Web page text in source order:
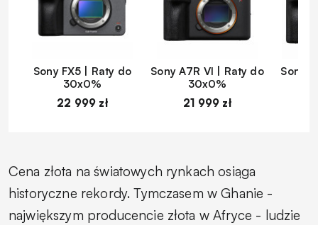
Sony FX5 | Raty do
30x0%
22 999 zł
Sony A7R VI | Raty do
30x0%
21 999 zł
Sony
Cena złota na światowych rynkach osiąga
historyczne rekordy. Tymczasem w Ghanie -
największym producencie złota w Afryce - ludzie